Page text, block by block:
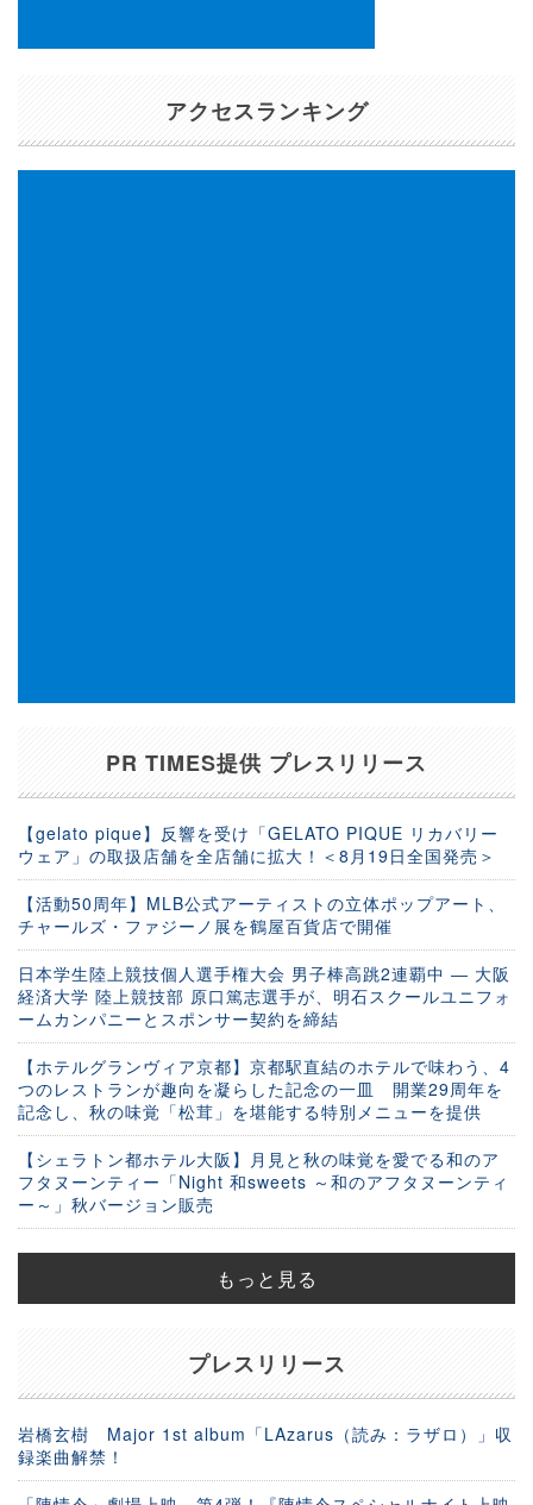
アクセスランキング
PR TIMES提供 プレスリリース
【gelato pique】反響を受け「GELATO PIQUE リカバリー
ウェア」の取扱店舗を全店舗に拡大！＜8月19日全国発売＞
【活動50周年】MLB公式アーティストの立体ポップアート、
チャールズ・ファジーノ展を鶴屋百貨店で開催
日本学生陸上競技個人選手権大会 男子棒高跳2連覇中 ― 大阪
経済大学 陸上競技部 原口篤志選手が、明石スクールユニフォ
ームカンパニーとスポンサー契約を締結
【ホテルグランヴィア京都】京都駅直結のホテルで味わう、4
つのレストランが趣向を凝らした記念の一皿 開業29周年を
記念し、秋の味覚「松茸」を堪能する特別メニューを提供
【シェラトン都ホテル大阪】月見と秋の味覚を愛でる和のア
フタヌーンティー「Night 和sweets ～和のアフタヌーンティ
ー～」秋バージョン販売
もっと見る
プレスリリース
岩橋玄樹 Major 1st album「LAzarus（読み：ラザロ）」収
録楽曲解禁！